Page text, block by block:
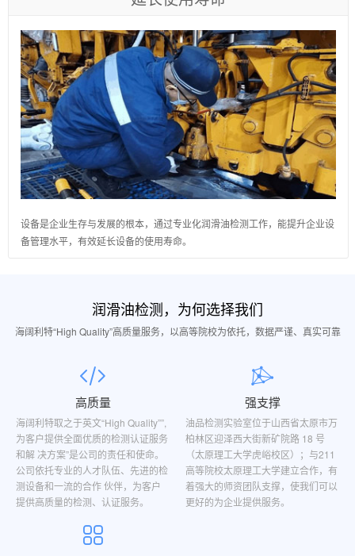
设备是企业生存与发展的根本，通过专业化润滑油检测工作，能提升企业设
备管理水平，有效延长设备的使用寿命。
润滑油检测，为何选择我们
海阔利特“High Quality”高质量服务，以高等院校为依托，数据严谨、真实可靠
高质量
海阔利特取之于英文“High Quality””,
为客户提供全面优质的检测认证服务
和解 决方案”是公司的责任和使命。
公司依托专业的人才队伍、先进的检
测设备和一流的合作 伙伴，为客户
提供高质量的检测、认证服务。
强支撑
油品检测实验室位于山西省太原市万
柏林区迎泽西大街新矿院路 18 号
（太原理工大学虎峪校区）；与211
高等院校太原理工大学建立合作，有
着强大的师资团队支撑，使我们可以
更好的为企业提供服务。